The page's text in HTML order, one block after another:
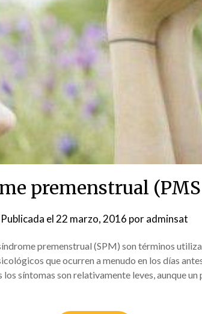
premenstrual
Publicada el 22 marzo, 2016 poradminsat
premenstrual (SPM) son términos
que ocurren a menudo en los días
los síntomas son relativamente leves, aunque